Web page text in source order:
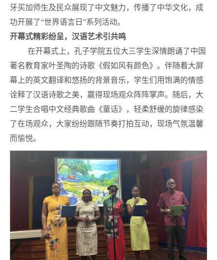
牙买加师生及民众展现了中文魅力，传播了中华文化，成
功开展了“世界语言日”系列活动。
开幕式精彩纷呈，汉语艺术引共鸣
在开幕式上，孔子学院五位大三学生深情朗诵了中国
著名教育家叶圣陶的诗歌《假如风有颜色》。伴随着大屏
幕上的英文翻译和悠扬的背景音乐，学生们用饱满的情感
诠释了汉语诗歌之美，赢得现场观众阵阵掌声。随后，大
二学生合唱中文经典歌曲《童话》，轻柔舒缓的旋律感染
了在场观众，大家纷纷跟随节奏打拍互动，现场气氛温馨
而愉悦。